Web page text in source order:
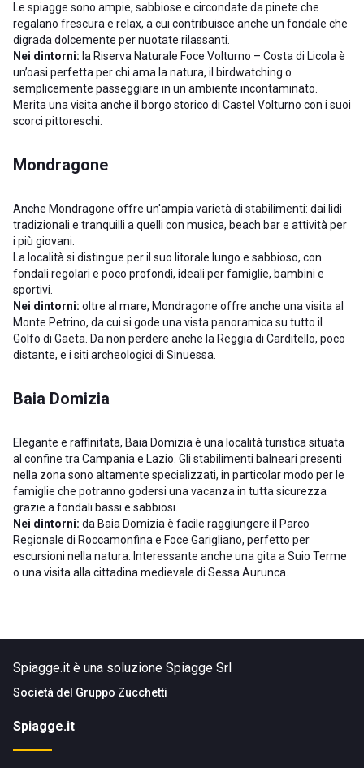
Le spiagge sono ampie, sabbiose e circondate da pinete che
regalano frescura e relax, a cui contribuisce anche un fondale che
digrada dolcemente per nuotate rilassanti.
Nei dintorni: la Riserva Naturale Foce Volturno – Costa di Licola è
un’oasi perfetta per chi ama la natura, il birdwatching o
semplicemente passeggiare in un ambiente incontaminato.
Merita una visita anche il borgo storico di Castel Volturno con i suoi
scorci pittoreschi.
Mondragone
Anche Mondragone offre un'ampia varietà di stabilimenti: dai lidi
tradizionali e tranquilli a quelli con musica, beach bar e attività per
i più giovani.
La località si distingue per il suo litorale lungo e sabbioso, con
fondali regolari e poco profondi, ideali per famiglie, bambini e
sportivi.
Nei dintorni: oltre al mare, Mondragone offre anche una visita al
Monte Petrino, da cui si gode una vista panoramica su tutto il
Golfo di Gaeta. Da non perdere anche la Reggia di Carditello, poco
distante, e i siti archeologici di Sinuessa.
Baia Domizia
Elegante e raffinitata, Baia Domizia è una località turistica situata
al confine tra Campania e Lazio. Gli stabilimenti balneari presenti
nella zona sono altamente specializzati, in particolar modo per le
famiglie che potranno godersi una vacanza in tutta sicurezza
grazie a fondali bassi e sabbiosi.
Nei dintorni: da Baia Domizia è facile raggiungere il Parco
Regionale di Roccamonfina e Foce Garigliano, perfetto per
escursioni nella natura. Interessante anche una gita a Suio Terme
o una visita alla cittadina medievale di Sessa Aurunca.
Spiagge.it è una soluzione Spiagge Srl
Società del Gruppo Zucchetti
Spiagge.it